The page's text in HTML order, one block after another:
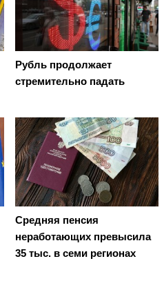
Рубль продолжает
стремительно падать
Средняя пенсия
неработающих превысила
35 тыс. в семи регионах